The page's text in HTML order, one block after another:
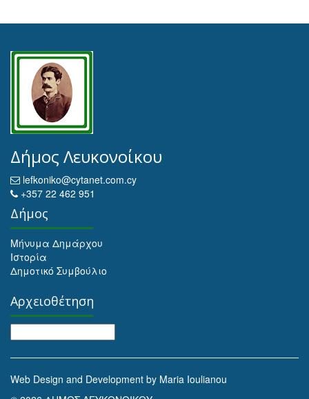
Δήμος Λευκονοίκου
lefkoniko@cytanet.com.cy
+357 22 462 951
Δήμος
Μήνυμα Δημάρχου
Ιστορία
Δημοτικό Συμβούλιο
Αρχειοθέτηση
Web Design and Development by Maria Ioulianou